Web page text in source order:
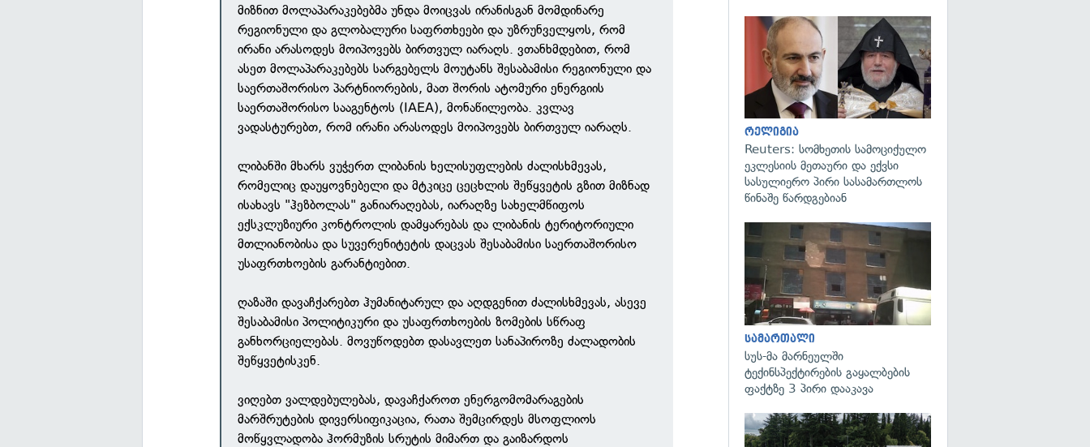
მიზნით მოლაპარაკებებმა უნდა მოიცვას ირანისგან მომდინარე
რეგიონული და გლობალური საფრთხეები და უზრუნველყოს, რომ
ირანი არასოდეს მოიპოვებს ბირთვულ იარაღს. ვთანხმდებით, რომ
ასეთ მოლაპარაკებებს სარგებელს მოუტანს შესაბამისი რეგიონული და
საერთაშორისო პარტნიორების, მათ შორის ატომური ენერგიის
საერთაშორისო სააგენტოს (IAEA), მონაწილეობა. კვლავ
ვადასტურებთ, რომ ირანი არასოდეს მოიპოვებს ბირთვულ იარაღს.
ლიბანში მხარს ვუჭერთ ლიბანის ხელისუფლების ძალისხმევას,
რომელიც დაუყოვნებელი და მტკიცე ცეცხლის შეწყვეტის გზით მიზნად
ისახავს "ჰეზბოლას" განიარაღებას, იარაღზე სახელმწიფოს
ექსკლუზიური კონტროლის დამყარებას და ლიბანის ტერიტორიული
მთლიანობისა და სუვერენიტეტის დაცვას შესაბამისი საერთაშორისო
უსაფრთხოების გარანტიებით.
ღაზაში დავაჩქარებთ ჰუმანიტარულ და აღდგენით ძალისხმევას, ასევე
შესაბამისი პოლიტიკური და უსაფრთხოების ზომების სწრაფ
განხორციელებას. მოვუწოდებთ დასავლეთ სანაპიროზე ძალადობის
შეწყვეტისკენ.
ვიღებთ ვალდებულებას, დავაჩქაროთ ენერგომომარაგების
მარშრუტების დივერსიფიკაცია, რათა შემცირდეს მსოფლიოს
მოწყვლადობა ჰორმუზის სრუტის მიმართ და გაიზარდოს
რელიგია
Reuters: სომხეთის სამოციქულო
ეკლესიის მეთაური და ექვსი
სასულიერო პირი სასამართლოს
წინაშე წარდგებიან
სამართალი
სუს-მა მარნეულში
ტექინსპექტირების გაყალბების
ფაქტზე 3 პირი დააკავა